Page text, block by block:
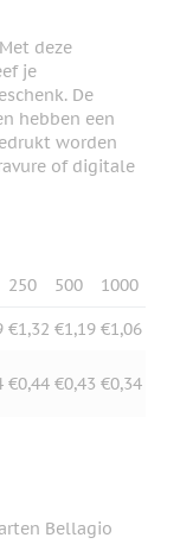
deze
je
De
hebben een
worden
of digitale
250 500 1000
€1,32 €1,19 €1,06
€0,44 €0,43 €0,34
Bellagio